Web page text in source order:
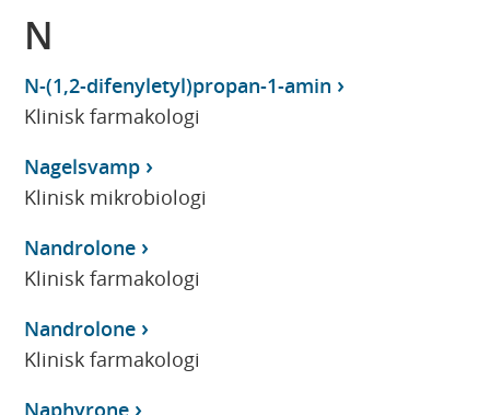
N
N-(1,2-difenyletyl)propan-1-amin
Klinisk farmakologi
Nagelsvamp
Klinisk mikrobiologi
Nandrolone
Klinisk farmakologi
Nandrolone
Klinisk farmakologi
Naphyrone